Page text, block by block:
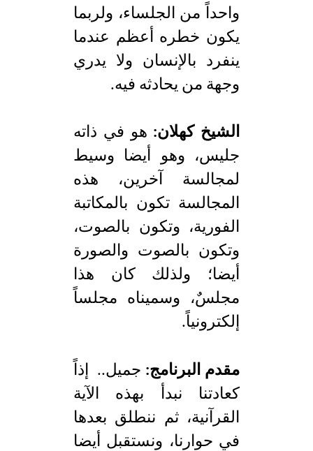
واحداً من الجلساء، ولربما
يكون خطره أعظم عندما
ينفرد بالإنسان ولا يدري
وجهة من يحادثه فيه.
الشيخ كهلان: هو في ذاته
جليس، وهو أيضا وسيط
لمجالسة آخرين، هذه
المجالسة تكون بالمكاتبة
الفورية، وتكون بالصوت،
وتكون بالصوت والصورة
أيضا؛ ولذلك كان هذا
مجلسٌ، وسميناه مجلساً
إلكترونياً.
مقدم البرنامج: جميل.. إذاً
كعادتنا نبدأ بهذه الآية
القرآنية، ثم ننطلق بعدها
في حوارنا، ونستقبل أيضا